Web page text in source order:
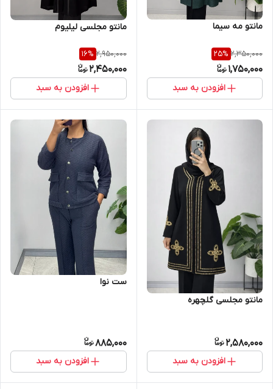
مانتو مه سیما
2,350,000
25%
1,750,000
افزودن به سبد
مانتو مجلسی لیلیوم
2,950,000
16%
2,450,000
افزودن به سبد
مانتو مجلسی گلچهره
2,580,000
افزودن به سبد
ست نوا
885,000
افزودن به سبد